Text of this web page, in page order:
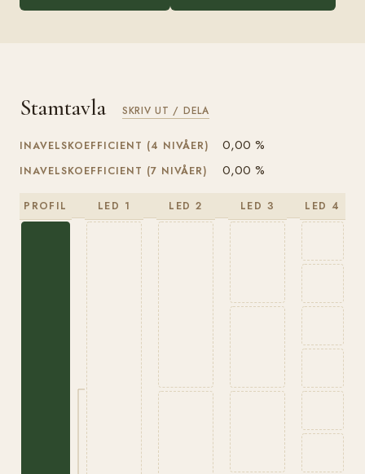
Stamtavla SKRIV UT / DELA
INAVELSKOEFFICIENT (4 NIVÅER) 0,00 %
INAVELSKOEFFICIENT (7 NIVÅER) 0,00 %
PROFIL LED 1 LED 2 LED 3 LED 4